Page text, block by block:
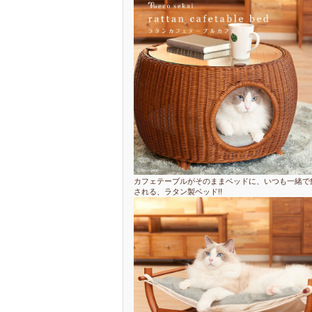
カフェテーブルがそのままベッドに、いつも一緒で
される、ラタン製ベッド!!